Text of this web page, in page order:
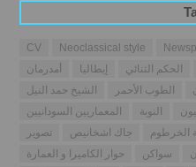
CV Neoclassical style
أمدرمان
إيطاليا الحكم الثنائي
الشيخ حمد النيل
الطوب الأحمر
المعماريين السودانيين
النوبة
تصوير
جاك اشخانيص الخرطوم
حوار الكاميرا و العمارة
سواكن